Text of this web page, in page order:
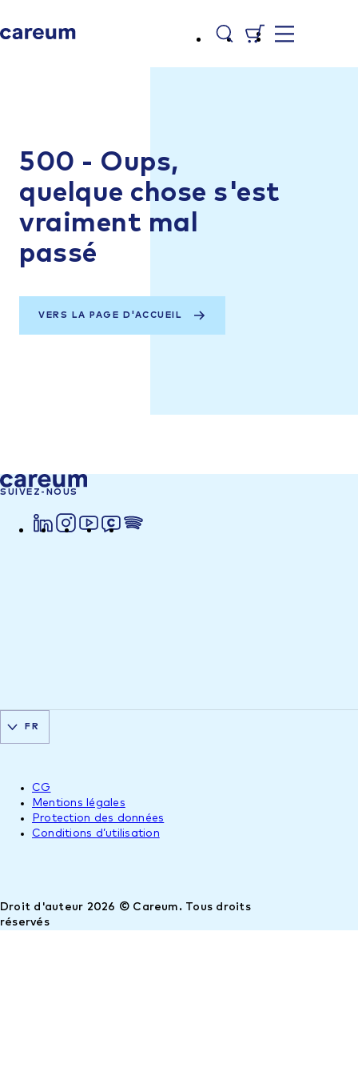
500 - Oups,
quelque chose s'est
vraiment mal
passé
VERS LA PAGE D'ACCUEIL
SUIVEZ-NOUS
Droit d'auteur 2026 © Careum. Tous droits
réservés
CG
Mentions légales
Protection des données
Conditions d’utilisation
FR